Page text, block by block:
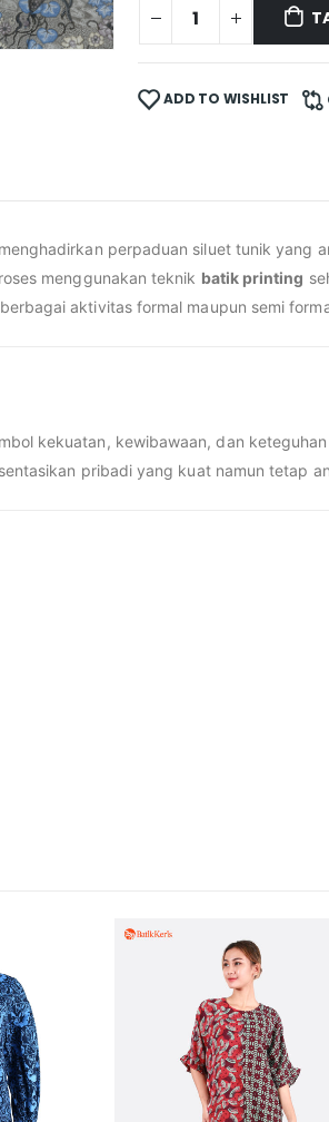
ADD TO WISHLIST
perpaduan siluet tunik
menggunakan teknik batik printing
aktivitas formal maupun semi
kekuatan, kewibawaan, dan
pribadi yang kuat namun tetap